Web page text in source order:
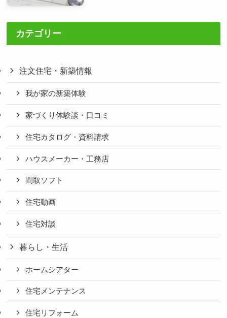
カテゴリー
注文住宅・新築情報
我が家の新築体験
家づくり体験談・口コミ
住宅カタログ・資料請求
ハウスメーカー・工務店
間取ソフト
住宅動画
住宅対談
暮らし・生活
ホームシアター
住宅メンテナンス
住宅リフォーム